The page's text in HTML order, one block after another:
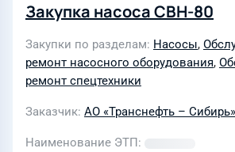
Закупка насоса СВН-80
Закупки по разделам Насосы,
ремонт насосного оборудования,
ремонт спецтехники
Заказчик АО «Транснефть – Сибирь»
Наименование ЭТП